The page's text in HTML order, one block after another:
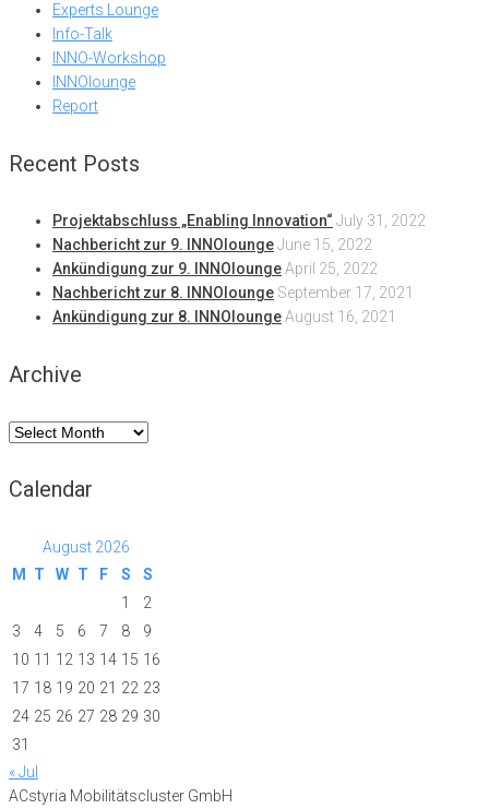
Experts Lounge
Info-Talk
INNO-Workshop
INNOlounge
Report
Recent Posts
Projektabschluss „Enabling Innovation“ July 31, 2022
Nachbericht zur 9. INNOloungeJune 15, 2022
Ankündigung zur 9. INNOloungeApril 25, 2022
Nachbericht zur 8. INNOlounge September 17, 2021
Ankündigung zur 8. INNOloungeAugust 16, 2021
Archive
Archive
Calendar
August 2026
M
T W T F S
S
1
2
3
4 5 6 7 8
9
10 11 12 13 14 15 16
17 18 19 20 21 22 23
24 25 26 27 28 29 30
31
« Jul
ACstyria Mobilitätscluster GmbH